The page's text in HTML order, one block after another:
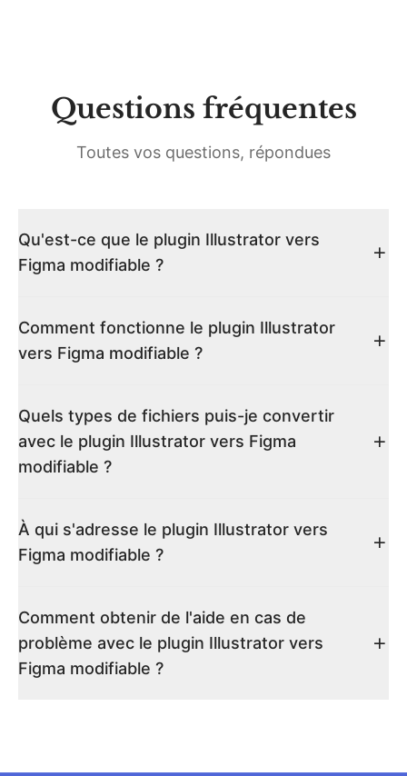
Questions fréquentes
Toutes vos questions, répondues
Qu'est-ce que le plugin Illustrator vers
Figma modifiable ?
Comment fonctionne le plugin Illustrator
vers Figma modifiable ?
Quels types de fichiers puis-je convertir
avec le plugin Illustrator vers Figma
modifiable ?
À qui s'adresse le plugin Illustrator vers
Figma modifiable ?
Comment obtenir de l'aide en cas de
problème avec le plugin Illustrator vers
Figma modifiable ?